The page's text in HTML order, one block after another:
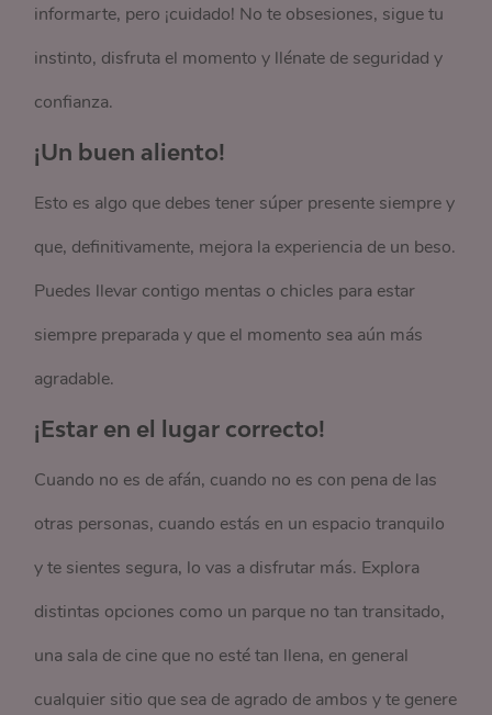
informarte, pero ¡cuidado! No te obsesiones, sigue tu
instinto, disfruta el momento y llénate de seguridad y
confianza.
¡Un buen aliento!
Esto es algo que debes tener súper presente siempre y
que, definitivamente, mejora la experiencia de un beso.
Puedes llevar contigo mentas o chicles para estar
siempre preparada y que el momento sea aún más
agradable.
¡Estar en el lugar correcto!
Cuando no es de afán, cuando no es con pena de las
otras personas, cuando estás en un espacio tranquilo
y te sientes segura, lo vas a disfrutar más. Explora
distintas opciones como un parque no tan transitado,
una sala de cine que no esté tan llena, en general
cualquier sitio que sea de agrado de ambos y te genere